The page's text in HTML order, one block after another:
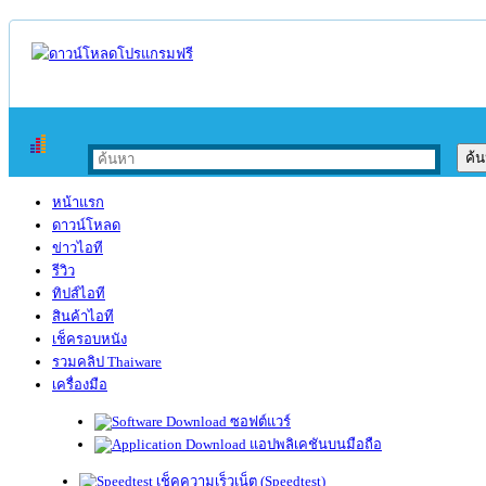
หน้าแรก
ดาวน์โหลด
ข่าวไอที
รีวิว
ทิปส์ไอที
สินค้าไอที
เช็ครอบหนัง
รวมคลิป Thaiware
เครื่องมือ
ซอฟต์แวร์
แอปพลิเคชันบนมือถือ
เช็คความเร็วเน็ต (Speedtest)